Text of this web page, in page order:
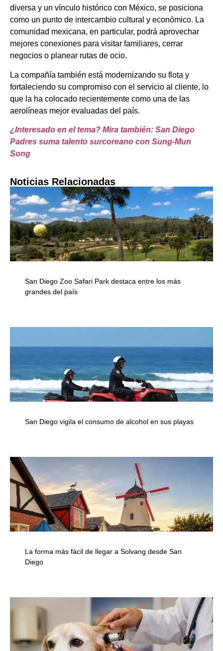
diversa y un vínculo histórico con México, se posiciona
como un punto de intercambio cultural y económico. La
comunidad mexicana, en particular, podrá aprovechar
mejores conexiones para visitar familiares, cerrar
negocios o planear rutas de ocio.
La compañía también está modernizando su flota y
fortaleciendo su compromiso con el servicio al cliente, lo
que la ha colocado recientemente como una de las
aerolíneas mejor evaluadas del país.
¿Interesado en el tema? Mira también: San Diego
Padres suma talento surcoreano con Sung-Mun
Song
Noticias Relacionadas
San Diego Zoo Safari Park destaca entre los más
grandes del país
San Diego vigila el consumo de alcohol en sus playas
La forma más fácil de llegar a Solvang desde San
Diego